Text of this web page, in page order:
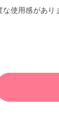
な使用感があり